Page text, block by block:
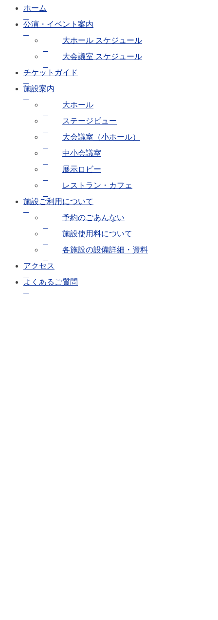
ホーム
公演・イベント案内
大ホール スケジュール
大会議室 スケジュール
チケットガイド
施設案内
大ホール
ステージビュー
大会議室（小ホール）
中小会議室
展示ロビー
レストラン・カフェ
施設ご利用について
予約のごあんない
施設使用料について
各施設の設備詳細・資料
アクセス
よくあるご質問